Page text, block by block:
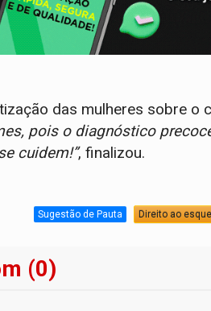
das mulheres sobre o
pois o diagnóstico
cuidem!”, finalizou.
Sugestão de Pauta Direito ao
(0)